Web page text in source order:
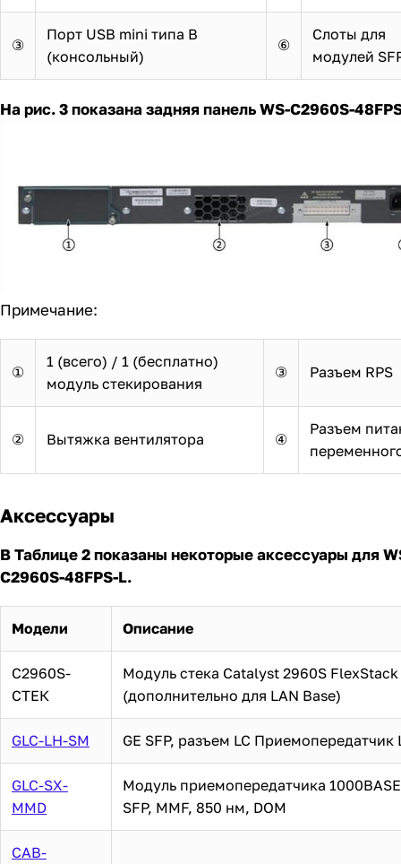
③
Порт USB mini типа B
(консольный)
⑥
Слоты для
модулей
На рис. 3 показана задняя панель WS-C2960S-
Примечание:
①
1 (всего) / 1 (бесплатно)
модуль стекирования
③ Разъем RPS
② Вытяжка вентилятора ④
Разъем
Аксессуары
В Таблице 2 показаны некоторые аксессуары для
C2960S-48FPS-L.
Модели Описание
C2960S-
СТЕК
Модуль стека Catalyst 2960S FlexStack
(дополнительно для LAN Base)
GLC-LH-SM GE SFP, разъем LC Приемопередатчик
GLC-SX-
MMD
Модуль приемопередатчика
SFP, MMF, 850 нм, DOM
CAB-